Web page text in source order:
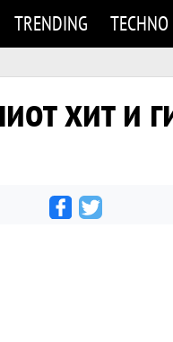
TRENDING TECHNO
хит и